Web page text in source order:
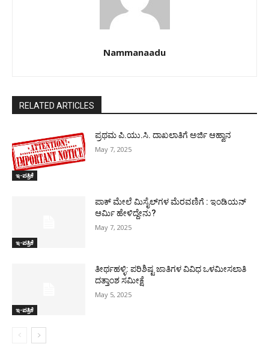
Nammanaadu
RELATED ARTICLES
ಇ-ಪತ್ರಿಕೆ
ಪ್ರಥಮ ಪಿ.ಯು.ಸಿ. ದಾಖಲಾತಿಗೆ ಅರ್ಜಿ ಆಹ್ವಾನ
May 7, 2025
ಇ-ಪತ್ರಿಕೆ
ಪಾಕ್​ ಮೇಲೆ ಮಿಸೈಲ್​ಗಳ ಮೆರವಣಿಗೆ : ಇಂಡಿಯನ್
ಆರ್ಮಿ ಹೇಳಿದ್ದೇನು?
May 7, 2025
ಇ-ಪತ್ರಿಕೆ
ತೀರ್ಥಹಳ್ಳಿ: ಪರಿಶಿಷ್ಟ ಜಾತಿಗಳ ವಿವಿಧ ಒಳಮೀಸಲಾತಿ
ದತ್ತಾಂಶ ಸಮೀಕ್ಷೆ
May 5, 2025